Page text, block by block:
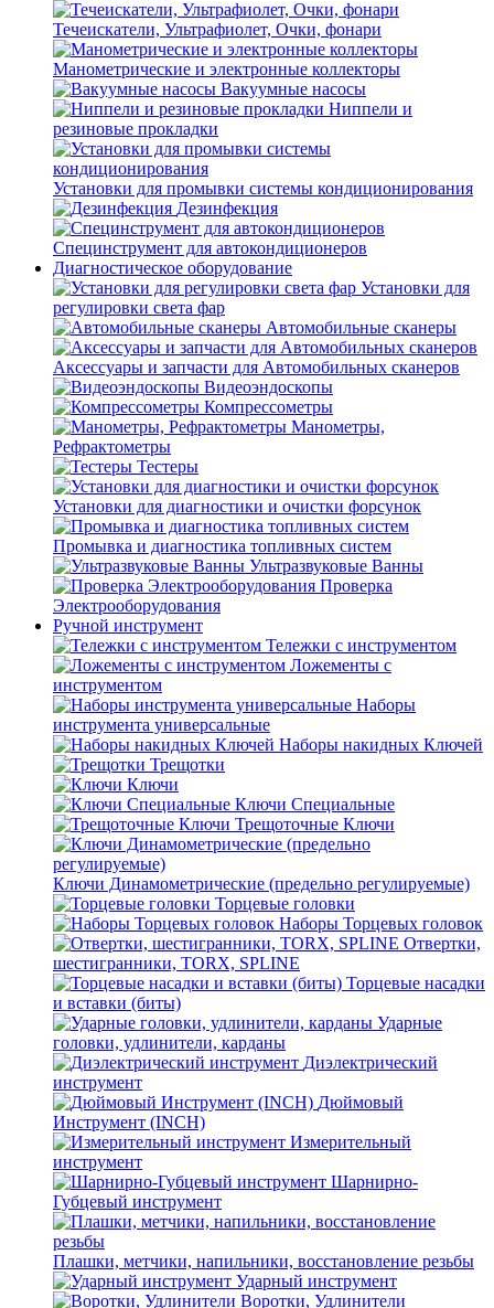
Течеискатели, Ультрафиолет, Очки, фонари
Манометрические и электронные коллекторы
Вакуумные насосы
Ниппели и
резиновые прокладки
Установки для промывки системы кондиционирования
Дезинфекция
Специнструмент для автокондиционеров
Диагностическое оборудование
Установки для
регулировки света фар
Автомобильные сканеры
Аксессуары и запчасти для Автомобильных сканеров
Видеоэндоскопы
Компрессометры
Манометры,
Рефрактометры
Тестеры
Установки для диагностики и очистки форсунок
Промывка и диагностика топливных систем
Ультразвуковые Ванны
Проверка
Электрооборудования
Ручной инструмент
Тележки с инструментом
Ложементы с
инструментом
Наборы
инструмента универсальные
Наборы накидных Ключей
Трещотки
Ключи
Ключи Специальные
Трещоточные Ключи
Ключи Динамометрические (предельно регулируемые)
Торцевые головки
Наборы Торцевых головок
Отвертки,
шестигранники, TORX, SPLINE
Торцевые насадки
и вставки (биты)
Ударные
головки, удлинители, карданы
Диэлектрический
инструмент
Дюймовый
Инструмент (INCH)
Измерительный
инструмент
Шарнирно-
Губцевый инструмент
Плашки, метчики, напильники, восстановление резьбы
Ударный инструмент
Воротки, Удлинители